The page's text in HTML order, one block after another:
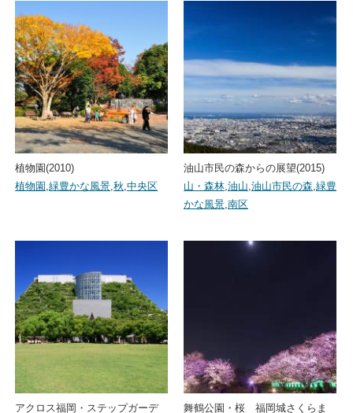
植物園(2010)
植物園 ,緑豊かな風景,秋,中央区
油山市民の森からの展望(2015)
山・森林,油山,油山市民の森,緑豊
かな風景,南区
アクロス福岡・ステップガーデ 舞鶴公園・桜 福岡城さくらま